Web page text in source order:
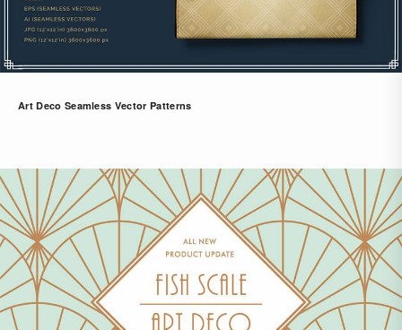
Art Deco Seamless Vector Patterns